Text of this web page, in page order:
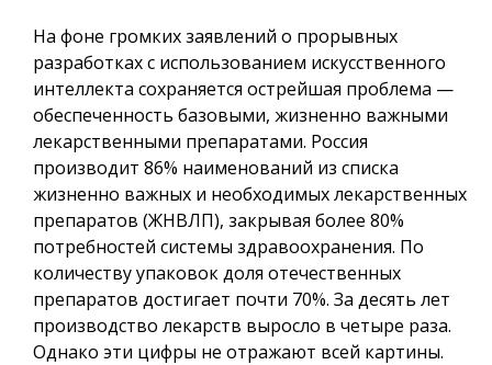
На фоне громких заявлений о прорывных
разработках с использованием искусственного
интеллекта сохраняется острейшая проблема —
обеспеченность базовыми, жизненно важными
лекарственными препаратами. Россия
производит 86% наименований из списка
жизненно важных и необходимых лекарственных
препаратов (ЖНВЛП), закрывая более 80%
потребностей системы здравоохранения. По
количеству упаковок доля отечественных
препаратов достигает почти 70%. За десять лет
производство лекарств выросло в четыре раза.
Однако эти цифры не отражают всей картины.